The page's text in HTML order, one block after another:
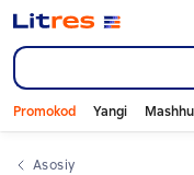
Promokod Yangi
Asosiy
Слайдер с книгами
Слайдер с книгами